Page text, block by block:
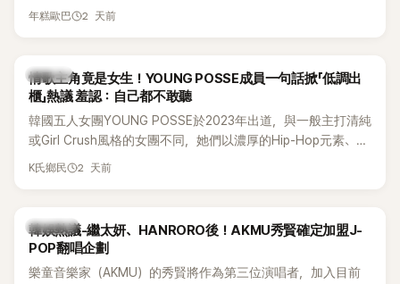
受兩人世界，沒想到站在飯店門口時竟被路人認出，還一路替
年糕歐巴 2 天前
K-POP
情歌主角竟是女生！YOUNG POSSE成員一句話掀「低調出
櫃」熱議 羞認：自己都不敢聽
韓國五人女團YOUNG POSSE於2023年出道，與一般主打清純
或Girl Crush風格的女團不同，她們以濃厚的Hip-Hop元素、自
創Rap及成員親自參與創作為特色，MV也融入美式街頭、塗
為第五代女團中極具辨識度的新生代代表之一。
K氏鄉民 2 天前
熱議討論
韓娛熱議-繼太妍、HANRORO後！AKMU秀賢確定加盟J-
POP翻唱企劃
樂童音樂家（AKMU）的秀賢將作為第三位演唱者，加入目前